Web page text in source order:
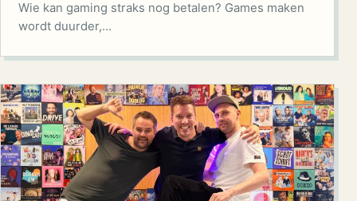
Wie kan gaming straks nog betalen? Games maken
wordt duurder,…